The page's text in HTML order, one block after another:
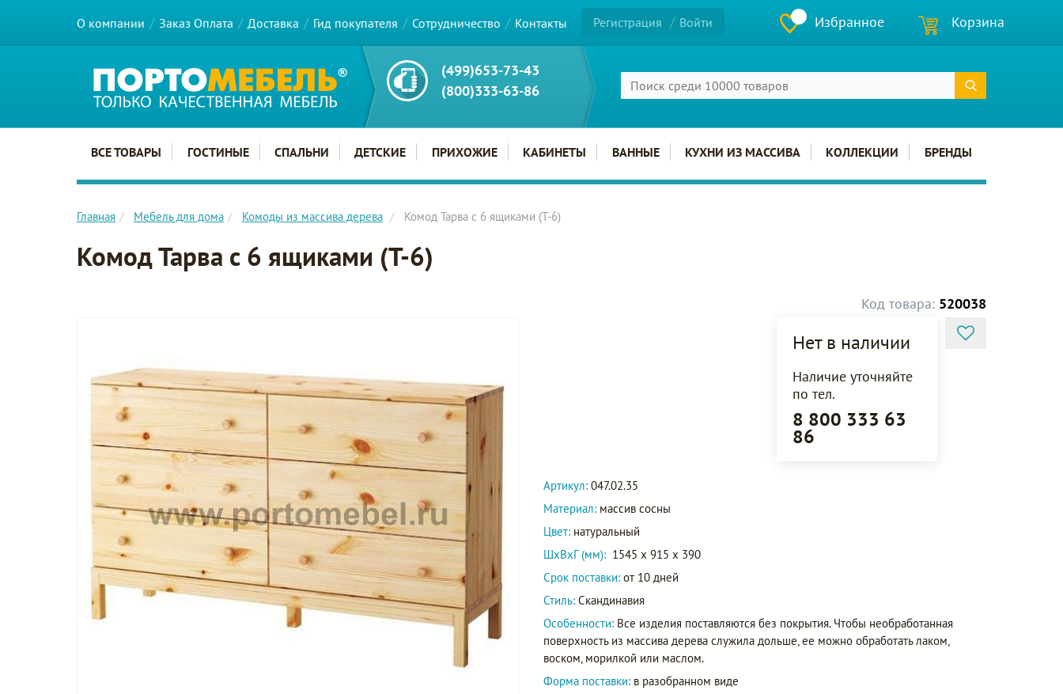
О компании Заказ Оплата Доставка Гид покупателя Сотрудничество Контакты Регистрация Войти Избранное Корзина
(499)653-73-43
(800)333-63-86
Главное меню сайта
ВСЕ ТОВАРЫ ГОСТИНЫЕ СПАЛЬНИ ДЕТСКИЕ ПРИХОЖИЕ КАБИНЕТЫ ВАННЫЕ КУХНИ ИЗ МАССИВА КОЛЛЕКЦИИ БРЕНДЫ
Главная Мебель для дома Комоды из массива дерева Комод Тарва с 6 ящиками (Т-6)
Комод Тарва с 6 ящиками (Т-6)
Код товара: 520038
Нет в наличии
Наличие уточняйте
по тел.
8 800 333 63
86
Артикул: 047.02.35
Материал: массив сосны
Цвет: натуральный
ШxВxГ (мм): 1545 x 915 x 390
Срок поставки: от 10 дней
Стиль: Скандинавия
Особенности: Все изделия поставляются без покрытия. Чтобы необработанная
поверхность из массива дерева служила дольше, ее можно обработать лаком,
воском, морилкой или маслом.
Форма поставки: в разобранном виде